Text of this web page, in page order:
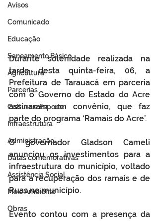
Avisos
Comunicado
Educação
Saneamento Básico
Agricultura
Parcerias
Cultura e Esporte
Infraestrutura
Administração
Datas comemorativas
Assistência Social
Meio Ambiente
Obras
Durante solenidade realizada na
tarde desta quinta-feira, 06, a
Prefeitura de Tarauacá em parceria
com o Governo do Estado do Acre
assinaram um convênio, que faz
parte do programa ‘Ramais do Acre’.
O governador Gladson Cameli
anunciou os investimentos para a
infraestrutura do município, voltado
para a recuperação dos ramais e de
Ruas no município.
Evento contou com a presença da